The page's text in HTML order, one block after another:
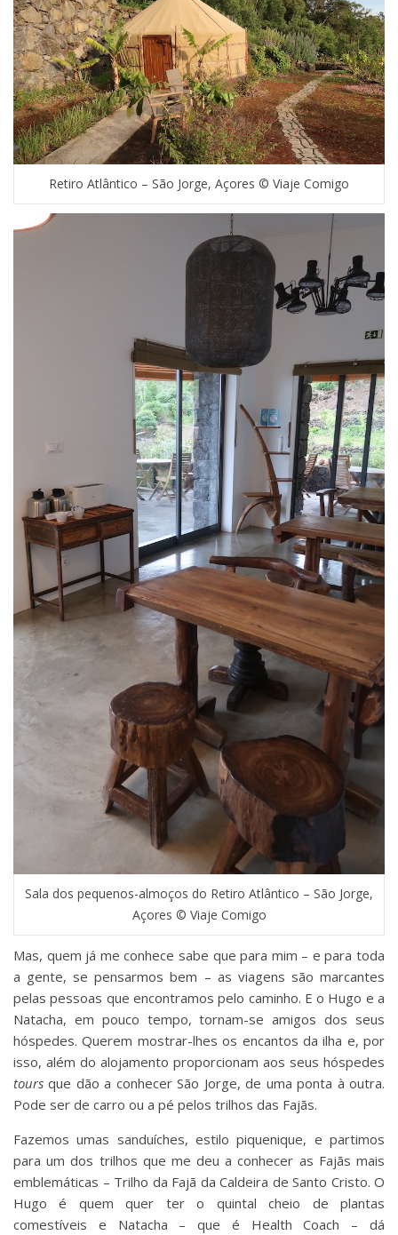
Retiro Atlântico – São Jorge, Açores © Viaje Comigo
Sala dos pequenos-almoços do Retiro Atlântico – São Jorge,
Açores © Viaje Comigo
Mas, quem já me conhece sabe que para mim – e para toda
a gente, se pensarmos bem – as viagens são marcantes
pelas pessoas que encontramos pelo caminho. E o Hugo e a
Natacha, em pouco tempo, tornam-se amigos dos seus
hóspedes. Querem mostrar-lhes os encantos da ilha e, por
isso, além do alojamento proporcionam aos seus hóspedes
tours que dão a conhecer São Jorge, de uma ponta à outra.
Pode ser de carro ou a pé pelos trilhos das Fajãs.
Fazemos umas sanduíches, estilo piquenique, e partimos
para um dos trilhos que me deu a conhecer as Fajãs mais
emblemáticas – Trilho da Fajã da Caldeira de Santo Cristo. O
Hugo é quem quer ter o quintal cheio de plantas
comestíveis e Natacha – que é Health Coach – dá